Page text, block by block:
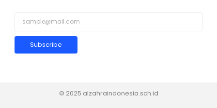
Subscribe
© 2025 alzahraindonesia.sch.id